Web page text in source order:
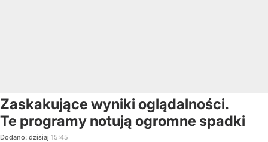
Zaskakujące wyniki oglądalności.
Te programy notują ogromne spadki
Dodano: dzisiaj 15:45